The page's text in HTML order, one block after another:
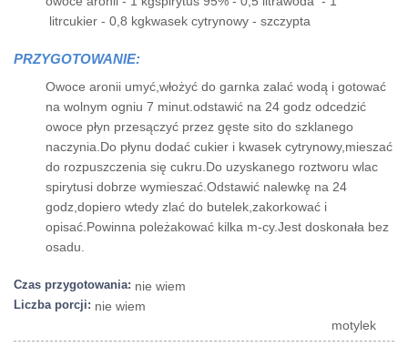
litrcukier - 0,8 kgkwasek cytrynowy - szczypta
PRZYGOTOWANIE:
Owoce aronii umyć,włożyć do garnka zalać wodą i gotować
na wolnym ogniu 7 minut.odstawić na 24 godz odcedzić
owoce płyn przesączyć przez gęste sito do szklanego
naczynia.Do płynu dodać cukier i kwasek cytrynowy,mieszać
do rozpuszczenia się cukru.Do uzyskanego roztworu wlac
spirytusi dobrze wymieszać.Odstawić nalewkę na 24
godz,dopiero wtedy zlać do butelek,zakorkować i
opisać.Powinna poleżakować kilka m-cy.Jest doskonała bez
osadu.
Czas przygotowania: nie wiem
Liczba porcji: nie wiem
motylek